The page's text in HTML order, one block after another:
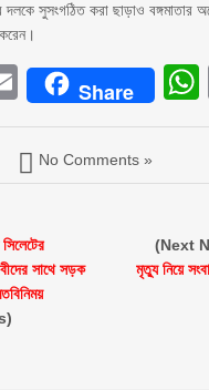
সুসংগঠিত করা ছাড়াও বঙ্গমাতার
EmailShare
No Comments »
সাথে সড়ক
(Next
মৃত্যু নিয়ে